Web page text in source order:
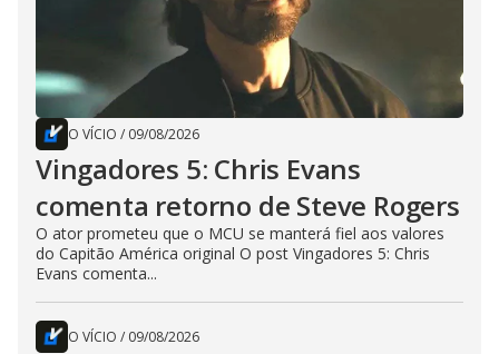
O VÍCIO / 09/08/2026
Vingadores 5: Chris Evans
comenta retorno de Steve Rogers
O ator prometeu que o MCU se manterá fiel aos valores
do Capitão América original O post Vingadores 5: Chris
Evans comenta...
O VÍCIO / 09/08/2026